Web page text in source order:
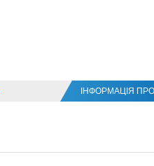
ІНФОРМАЦІЯ